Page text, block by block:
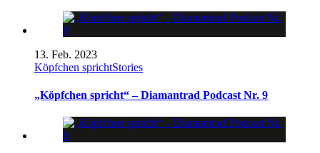
13. Feb. 2023
Köpfchen sprichtStories
„Köpfchen spricht“ – Diamantrad Podcast Nr. 9